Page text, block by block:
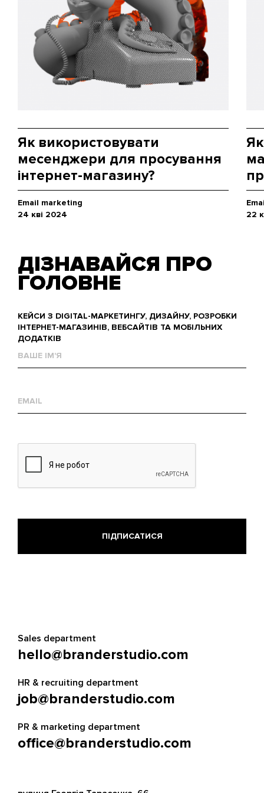
Як використовувати
месенджери для просування
інтернет-магазину?
Email marketing
24 кві 2024
22
ДІЗНАВАЙСЯ ПРО
ГОЛОВНЕ
КЕЙСИ З DIGITAL-МАРКЕТИНГУ, ДИЗАЙНУ, РОЗРОБКИ
ІНТЕРНЕТ-МАГАЗИНІВ, ВЕБСАЙТІВ ТА МОБІЛЬНИХ
ДОДАТКІВ
им'я
mail
Sales department
hello@branderstudio.com
HR & recruiting department
job@branderstudio.com
PR & marketing department
office@branderstudio.com